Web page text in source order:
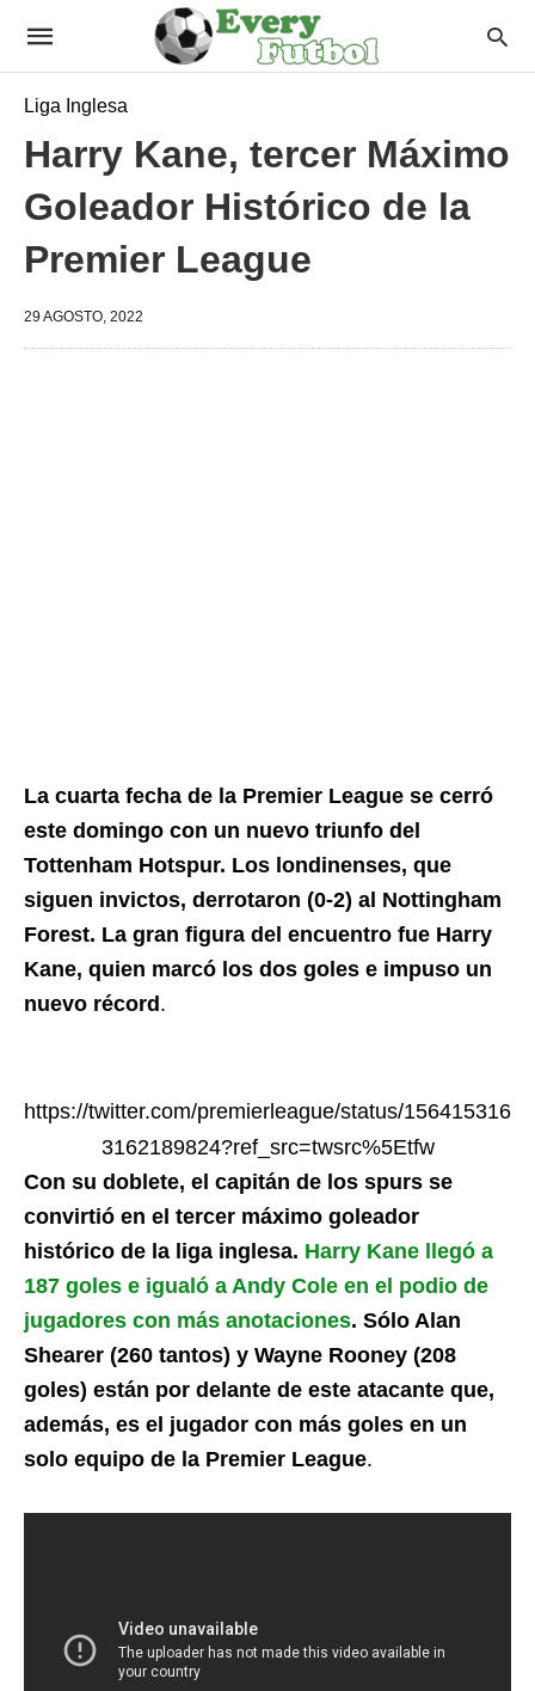
Liga Inglesa
Harry Kane, tercer Máximo
Goleador Histórico de la
Premier League
29 AGOSTO, 2022
La cuarta fecha de la Premier League se cerró
este domingo con un nuevo triunfo del
Tottenham Hotspur. Los londinenses, que
siguen invictos, derrotaron (0-2) al Nottingham
Forest. La gran figura del encuentro fue Harry
Kane, quien marcó los dos goles e impuso un
nuevo récord .
https://twitter.com/premierleague/status/156415316
3162189824?ref_src=twsrc%5Etfw
Con su doblete, el capitán de los spurs se
convirtió en el tercer máximo goleador
histórico de la liga inglesa. Harry Kane llegó a
187 goles e igualó a Andy Cole en el podio de
jugadores con más anotaciones. Sólo Alan
Shearer (260 tantos) y Wayne Rooney (208
goles) están por delante de este atacante que,
además, es el jugador con más goles en un
solo equipo de la Premier League.